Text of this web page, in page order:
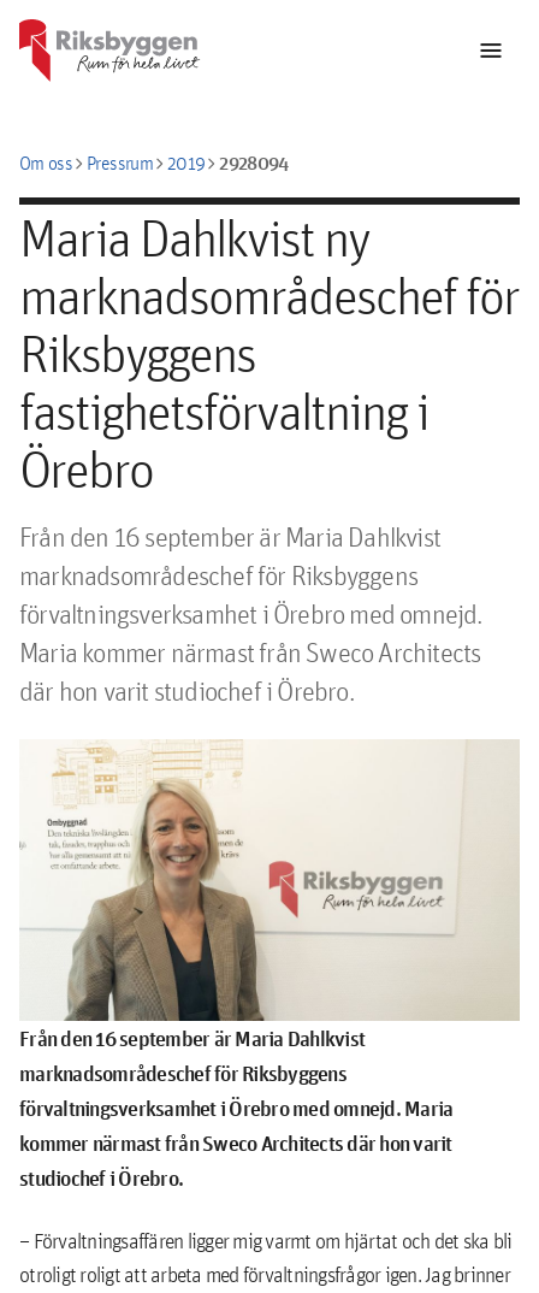
menu
Om osschevron_rightPressrumchevron_right2019chevron_right2928094
Maria Dahlkvist ny
marknadsområdeschef för
Riksbyggens
fastighetsförvaltning i
Örebro
Från den 16 september är Maria Dahlkvist
marknadsområdeschef för Riksbyggens
förvaltningsverksamhet i Örebro med omnejd.
Maria kommer närmast från Sweco Architects
där hon varit studiochef i Örebro.
Från den 16 september är Maria Dahlkvist
marknadsområdeschef för Riksbyggens
förvaltningsverksamhet i Örebro med omnejd. Maria
kommer närmast från Sweco Architects där hon varit
studiochef i Örebro.
– Förvaltningsaffären ligger mig varmt om hjärtat och det ska bli
otroligt roligt att arbeta med förvaltningsfrågor igen. Jag brinner